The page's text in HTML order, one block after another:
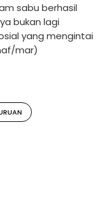
sabu berhasil
bukan lagi
yang mengintai
mar)